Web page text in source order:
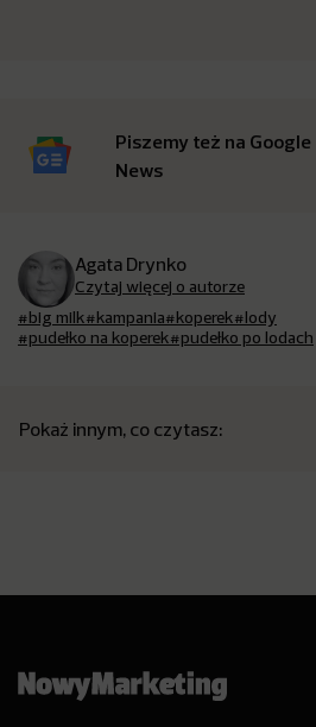
Piszemy też na Google
News
Agata Drynko
Czytaj więcej o autorze
#big milk#kampania#koperek#lody
#pudełko na koperek#pudełko po lodach
Pokaż innym, co czytasz: